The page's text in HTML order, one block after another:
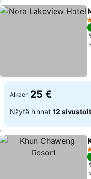
Alkaen 25 €
Näytä hinnat 12